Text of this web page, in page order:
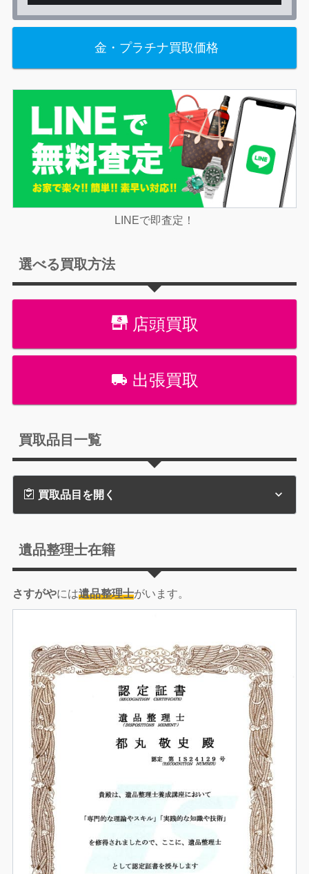
金・プラチナ買取価格
LINEで即査定！
選べる買取方法
店頭買取
出張買取
買取品目一覧
買取品目を開く
遺品整理士在籍
さすがやには遺品整理士がいます。